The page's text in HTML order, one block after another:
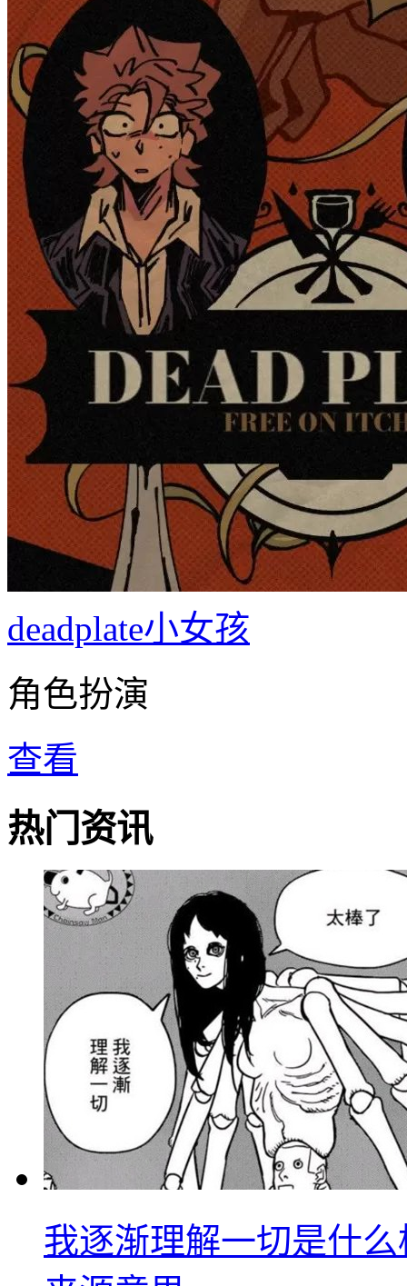
deadplate小女孩
角色扮演
查看
热门资讯
我逐渐理解一切是什